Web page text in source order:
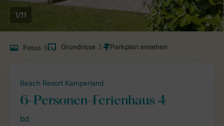
1/11
Fotos 9 Grundrisse 2
Beach Resort Kamperland
6-Personen-Ferienhaus 4
bd